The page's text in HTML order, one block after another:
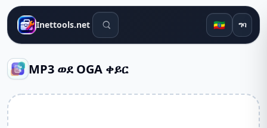
Inettools.net የፍለጋ መሳሪያዎች 🇪🇹 ግባ
MP3 ወደ OGA ቀይር